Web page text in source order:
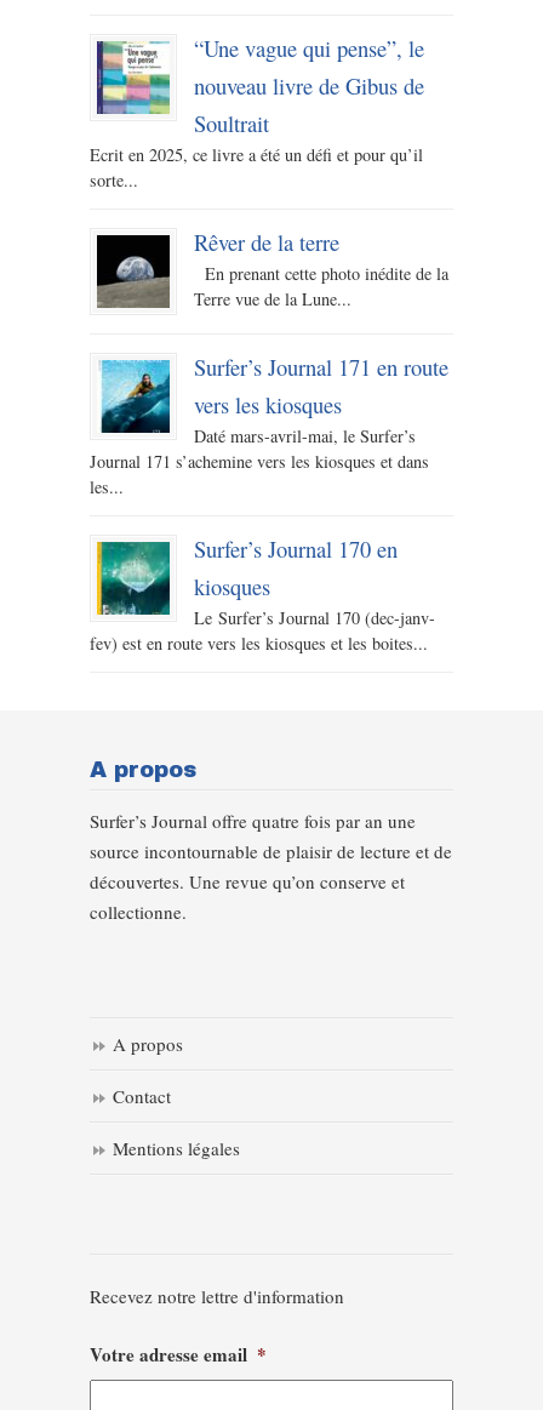
“Une vague qui pense”, le
nouveau livre de Gibus de
Soultrait
Ecrit en 2025, ce livre a été un défi et pour qu’il
sorte...
Rêver de la terre
En prenant cette photo inédite de la
Terre vue de la Lune...
Surfer’s Journal 171 en route
vers les kiosques
Daté mars-avril-mai, le Surfer’s
Journal 171 s’achemine vers les kiosques et dans
les...
Surfer’s Journal 170 en
kiosques
Le Surfer’s Journal 170 (dec-janv-
fev) est en route vers les kiosques et les boites...
A propos
Surfer’s Journal offre quatre fois par an une
source incontournable de plaisir de lecture et de
découvertes. Une revue qu’on conserve et
collectionne.
A propos
Contact
Mentions légales
Recevez notre lettre d'information
Votre adresse email *